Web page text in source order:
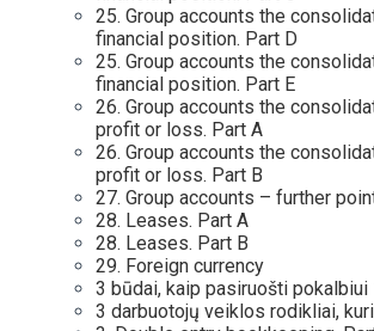
25. Group accounts the
financial position. Part D
25. Group accounts the
financial position. Part E
26. Group accounts the
profit or loss. Part A
26. Group accounts the
profit or loss. Part B
27. Group accounts – further
28. Leases. Part A
28. Leases. Part B
29. Foreign currency
3 būdai, kaip pasiruošti pokalbiui
3 darbuotojų veiklos rodikliai,